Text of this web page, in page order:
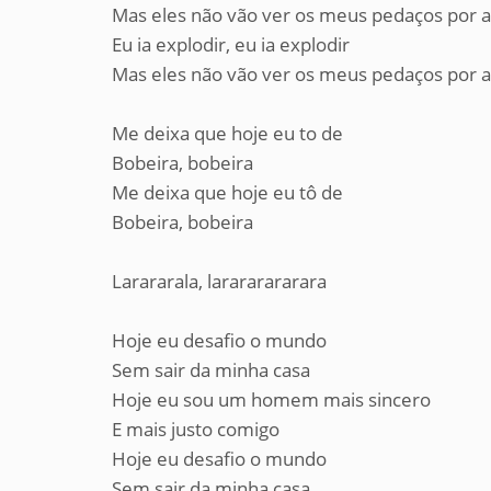
Mas eles não vão ver os meus pedaços por
Eu ia explodir, eu ia explodir
Mas eles não vão ver os meus pedaços por
Me deixa que hoje eu to de
Bobeira, bobeira
Me deixa que hoje eu tô de
Bobeira, bobeira
Larararala, larararararara
Hoje eu desafio o mundo
Sem sair da minha casa
Hoje eu sou um homem mais sincero
E mais justo comigo
Hoje eu desafio o mundo